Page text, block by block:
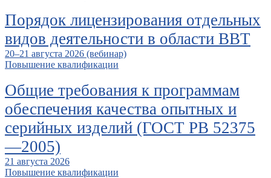
Порядок лицензирования отдельных
видов деятельности в области ВВТ
20–21 августа 2026 (вебинар)
Повышение квалификации
Общие требования к программам
обеспечения качества опытных и
серийных изделий (ГОСТ РВ 52375
—2005)
21 августа 2026
Повышение квалификации